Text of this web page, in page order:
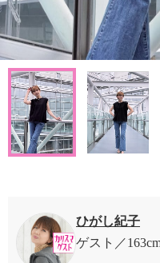
ひがし紀子
ゲスト